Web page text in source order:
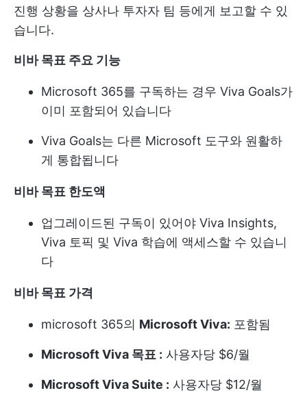
진행 상황을 상사나 투자자 팀 등에게 보고할 수 있
습니다.
비바 목표 주요 기능
Microsoft 365를 구독하는 경우 Viva Goals가
이미 포함되어 있습니다
Viva Goals는 다른 Microsoft 도구와 원활하
게 통합됩니다
비바 목표 한도액
업그레이드된 구독이 있어야 Viva Insights,
Viva 토픽 및 Viva 학습에 액세스할 수 있습니
다
비바 목표 가격
microsoft 365의 Microsoft Viva: 포함됨
Microsoft Viva 목표 : 사용자당 $6/월
Microsoft Viva Suite : 사용자당 $12/월